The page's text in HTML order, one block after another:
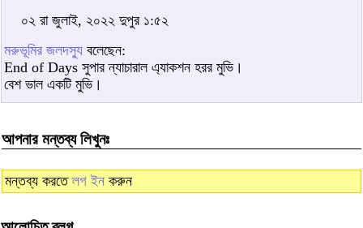
০২ রা জুলাই, ২০২২ দুপুর ১:৫২
মরুভূমির জলদস্যু বলেছেন:
End of Days সুপার ন্যাচারাল এ্যাকশন হরর মুভি।
বেশ ভাল একটি মুভি।
আপনার মন্তব্য লিখুনঃ
মন্তব্য করতে লগ ইন করুন